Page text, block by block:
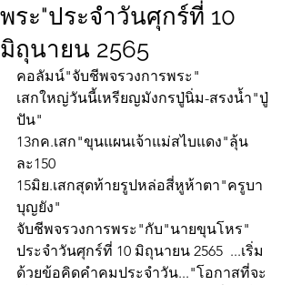
พระ"ประจำวันศุกร์ที่ 10
มิถุนายน 2565
คอลัมน์"จับชีพจรวงการพระ"
เสกใหญ่วันนี้เหรียญมังกรปู่นิ่ม-สรงน้ำ"ปู่
ปัน"
13กค.เสก"ขุนแผนเจ้าแม่สไบแดง"ลุ้น
ละ150
15มิย.เสกสุดท้ายรูปหล่อสี่หูห้าตา"ครูบา
บุญยัง"
จับชีพจรวงการพระ"กับ"นายขุนโหร"
ประจำวันศุกร์ที่ 10 มิถุนายน 2565  ...เริ่ม
ด้วยข้อคิดคำคมประจำวัน..."โอกาสที่จะ